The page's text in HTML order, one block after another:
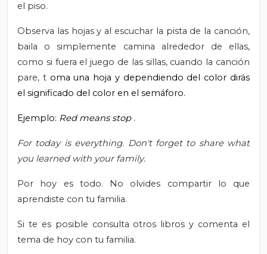
el piso.
Observa las hojas y al escuchar la pista de la canción,
baila o simplemente camina alrededor de ellas,
como si fuera el juego de las sillas, cuando la canción
pare, t oma una hoja y dependiendo del color dirás
el significado del color en el semáforo.
Ejemplo: Red means stop .
For today is everything. Don't forget to share what
you learned with your family.
Por hoy es todo. No olvides compartir lo que
aprendiste con tu familia.
Si te es posible consulta otros libros y comenta el
tema de hoy con tu familia.